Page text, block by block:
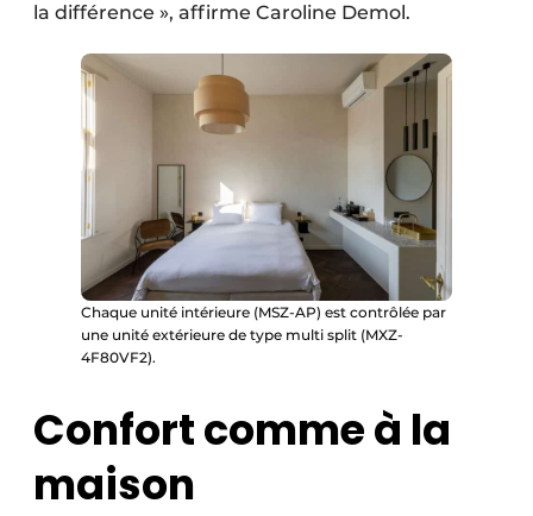
la différence », affirme Caroline Demol.
Chaque unité intérieure (MSZ-AP) est contrôlée par
une unité extérieure de type multi split (MXZ-
4F80VF2).
Confort comme à la
maison